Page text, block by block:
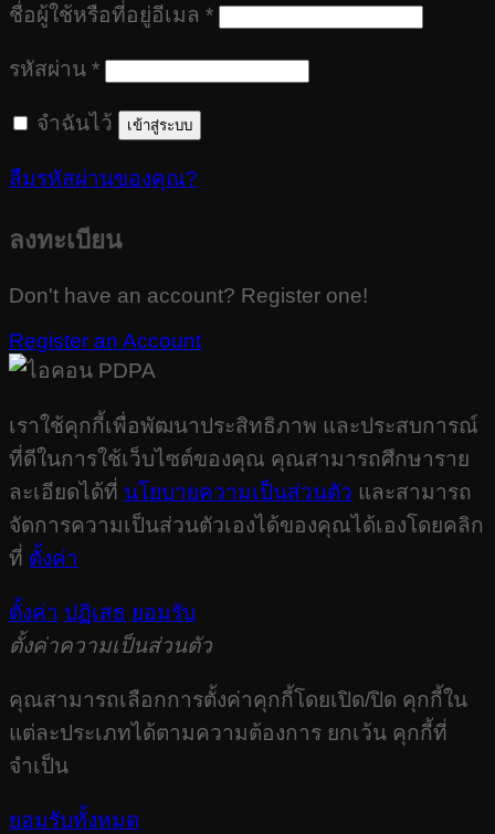
ชื่อผู้ใช้หรือที่อยู่อีเมล *ต้องการ
รหัสผ่าน *ต้องการ
จำฉันไว้ เข้าสู่ระบบ
ลืมรหัสผ่านของคุณ?
ลงทะเบียน
Don't have an account? Register one!
Register an Account
เราใช้คุกกี้เพื่อพัฒนาประสิทธิภาพ และประสบการณ์
ที่ดีในการใช้เว็บไซต์ของคุณ คุณสามารถศึกษาราย
ละเอียดได้ที่ นโยบายความเป็นส่วนตัว และสามารถ
จัดการความเป็นส่วนตัวเองได้ของคุณได้เองโดยคลิก
ที่ ตั้งค่า
ตั้งค่า ปฏิเสธ ยอมรับ
ตั้งค่าความเป็นส่วนตัว
คุณสามารถเลือกการตั้งค่าคุกกี้โดยเปิด/ปิด คุกกี้ใน
แต่ละประเภทได้ตามความต้องการ ยกเว้น คุกกี้ที่
จำเป็น
ยอมรับทั้งหมด